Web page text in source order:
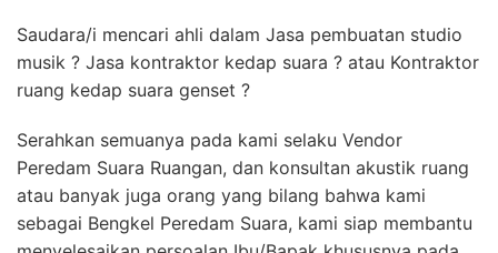
Saudara/i mencari ahli dalam Jasa pembuatan studio
musik ? Jasa kontraktor kedap suara ? atau Kontraktor
ruang kedap suara genset ?
Serahkan semuanya pada kami selaku Vendor
Peredam Suara Ruangan, dan konsultan akustik ruang
atau banyak juga orang yang bilang bahwa kami
sebagai Bengkel Peredam Suara, kami siap membantu